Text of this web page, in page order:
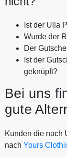
Ist der Ulla
Wurde der
Der
Ist der
geknüpft?
Bei uns
gute
Kunden die nach
nach Yours